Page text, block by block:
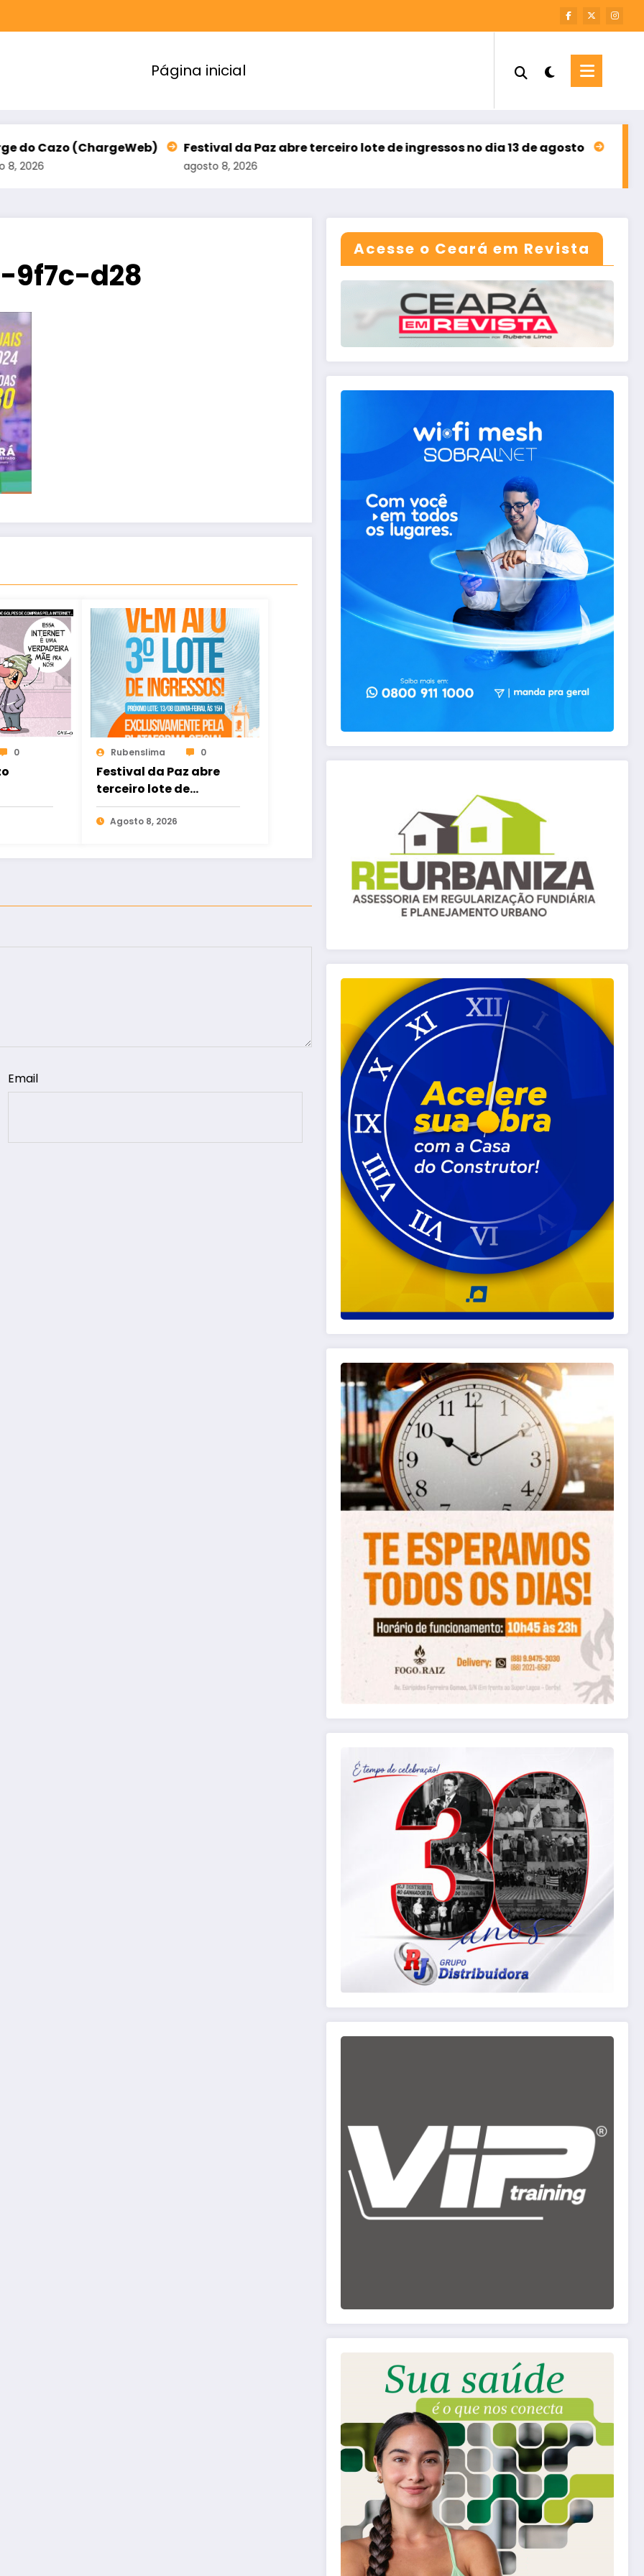
Página inicial
Festival da Paz abre terceiro lote de ingressos no dia 13 de agosto Sebrae Ceará abre
9f7c-d28
0 Rubenslima 0
Festival da Paz abre
terceiro lote de
ingressos no dia 13 de
agosto
Agosto 8, 2026
Email
Acesse o Ceará em Revista